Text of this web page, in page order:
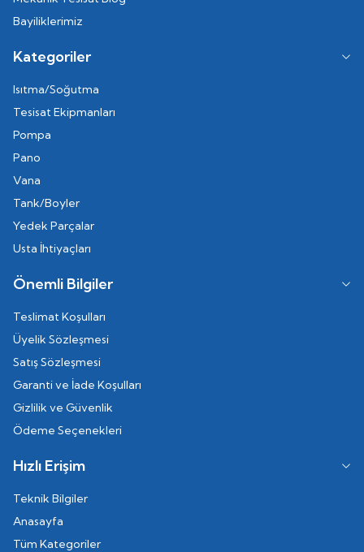
Bayiliklerimiz
Kategoriler
Isıtma/Soğutma
Tesisat Ekipmanları
Pompa
Pano
Vana
Tank/Boyler
Yedek Parçalar
Usta İhtiyaçları
Önemli Bilgiler
Teslimat Koşulları
Üyelik Sözleşmesi
Satış Sözleşmesi
Garanti ve İade Koşulları
Gizlilik ve Güvenlik
Ödeme Seçenekleri
Hızlı Erişim
Teknik Bilgiler
Anasayfa
Tüm Kategoriler